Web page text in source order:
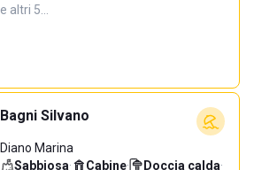
e altri 5…
Bagni Silvano
Diano Marina
Sabbiosa· Cabine· Doccia calda·